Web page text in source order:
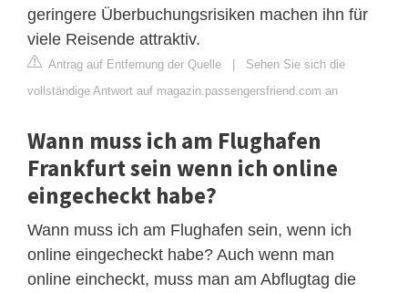
geringere Überbuchungsrisiken machen ihn für
viele Reisende attraktiv.
Antrag auf Entfernung der Quelle | Sehen Sie sich die
vollständige Antwort auf magazin.passengersfriend.com an
Wann muss ich am Flughafen
Frankfurt sein wenn ich online
eingecheckt habe?
Wann muss ich am Flughafen sein, wenn ich
online eingecheckt habe? Auch wenn man
online eincheckt, muss man am Abflugtag die